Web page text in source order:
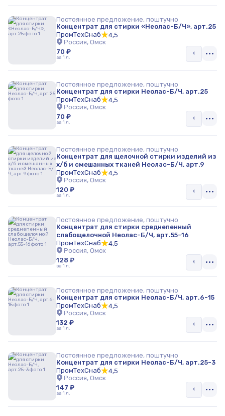
Постоянное предложение, поштучно
Концентрат для стирки «Неолас-Б/Ч», арт.25
ПромТехСнаб
4,5
Россия, Омск
70 ₽
за 1 л.
Постоянное предложение, поштучно
Концентрат для стирки Неолас-Б/Ч, арт.25
ПромТехСнаб
4,5
Россия, Омск
70 ₽
за 1 л.
Постоянное предложение, поштучно
Концентрат для щелочной стирки изделий из
х/б и смешанных тканей Неолас-Б/Ч, арт.9
ПромТехСнаб
4,5
Россия, Омск
120 ₽
за 1 л.
Постоянное предложение, поштучно
Концентрат для стирки среднепенный
слабощелочной Неолас-Б/Ч, арт.55-16
ПромТехСнаб
4,5
Россия, Омск
128 ₽
за 1 л.
Постоянное предложение, поштучно
Концентрат для стирки Неолас-Б/Ч, арт.6-15
ПромТехСнаб
4,5
Россия, Омск
132 ₽
за 1 л.
Постоянное предложение, поштучно
Концентрат для стирки Неолас-Б/Ч, арт.25-3
ПромТехСнаб
4,5
Россия, Омск
147 ₽
за 1 л.